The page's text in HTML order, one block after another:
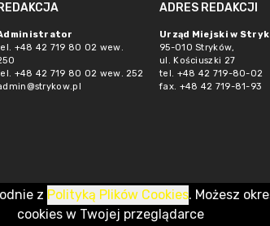
+48 42 719 80 02 wew.
+48 42 719 80 02 wew. 252
ADRES REDAKCJI
Urząd Miejski w
95-010 Stryków,
ul. Kościuszki 27
tel. +48 42 719-80-02
fax. +48 42 719-81-93
z Polityką Plików Cookies. Możesz
cookies w Twojej przeglądarce